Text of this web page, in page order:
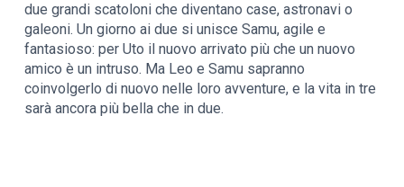
due grandi scatoloni che diventano case, astronavi o
galeoni. Un giorno ai due si unisce Samu, agile e
fantasioso: per Uto il nuovo arrivato più che un nuovo
amico è un intruso. Ma Leo e Samu sapranno
coinvolgerlo di nuovo nelle loro avventure, e la vita in tre
sarà ancora più bella che in due.